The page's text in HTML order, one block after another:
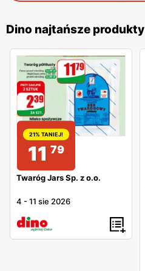
Dino najtańsze produkty
21% TANIEJ!
11 79
Twaróg Jars Sp. z o.o.
4 -11 sie 2026